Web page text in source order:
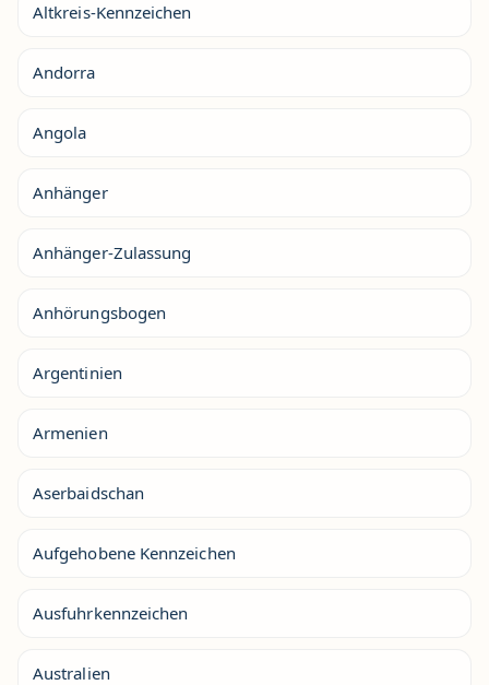
Altkreis-Kennzeichen
Andorra
Angola
Anhänger
Anhänger-Zulassung
Anhörungsbogen
Argentinien
Armenien
Aserbaidschan
Aufgehobene Kennzeichen
Ausfuhrkennzeichen
Australien